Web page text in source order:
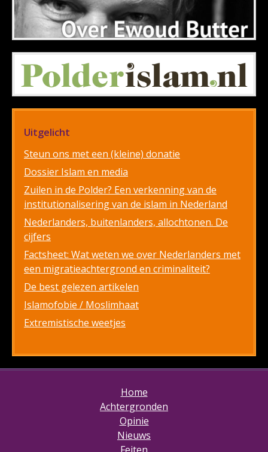
Uitgelicht
Steun ons met een (kleine) donatie
Dossier Islam en media
Zuilen in de Polder? Een verkenning van de
institutionalisering van de islam in Nederland
Nederlanders, buitenlanders, allochtonen. De
cijfers
Factsheet: Wat weten we over Nederlanders met
een migratieachtergrond en criminaliteit?
De best gelezen artikelen
Islamofobie / Moslimhaat
Extremistische weetjes
Home
Achtergronden
Opinie
Nieuws